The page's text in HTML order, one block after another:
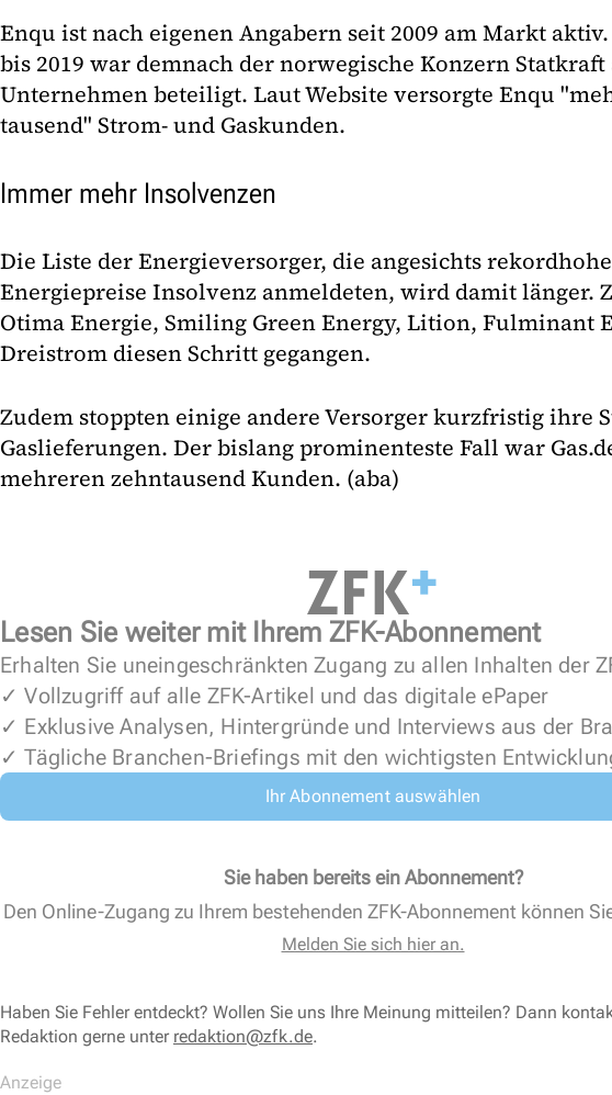
Enqu ist nach eigenen Angabern seit 2009 am Markt
bis 2019 war demnach der norwegische Konzern Statkraft
Unternehmen beteiligt. Laut Website versorgte Enqu
tausend" Strom- und Gaskunden.
Immer mehr Insolvenzen
Die Liste der Energieversorger, die angesichts
Energiepreise Insolvenz anmeldeten, wird damit länger.
Otima Energie, Smiling Green Energy, Lition, Fulminant
Dreistrom diesen Schritt gegangen.
Zudem stoppten einige andere Versorger kurzfristig ihre
Gaslieferungen. Der bislang prominenteste Fall war
mehreren zehntausend Kunden. (aba)
Lesen Sie weiter mit Ihrem ZFK-Abonnement
Erhalten Sie uneingeschränkten Zugang zu allen Inhalten der
✓ Vollzugriff auf alle ZFK-Artikel und das digitale ePaper
✓ Exklusive Analysen, Hintergründe und Interviews aus der
✓ Tägliche Branchen-Briefings mit den wichtigsten
Ihr Abonnement auswählen
Sie haben bereits ein Abonnement?
Den Online-Zugang zu Ihrem bestehenden ZFK-Abonnement können
Melden Sie sich hier an.
Haben Sie Fehler entdeckt? Wollen Sie uns Ihre Meinung mitteilen? Dann
Redaktion gerne unter redaktion@zfk.de.